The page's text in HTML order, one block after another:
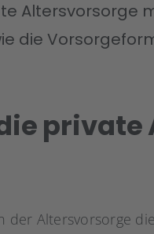
Altersvorsorge
die
der Altersvorsorge